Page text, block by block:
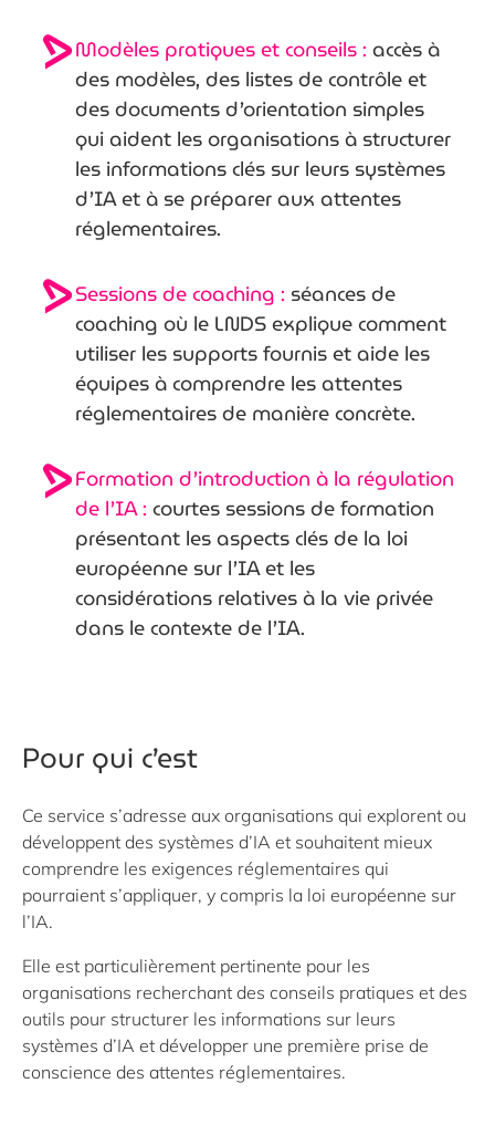
Modèles pratiques et conseils : accès à
des modèles, des listes de contrôle et
des documents d’orientation simples
qui aident les organisations à structurer
les informations clés sur leurs systèmes
d’IA et à se préparer aux attentes
réglementaires.
Sessions de coaching : séances de
coaching où le LNDS explique comment
utiliser les supports fournis et aide les
équipes à comprendre les attentes
réglementaires de manière concrète.
Formation d’introduction à la régulation
de l’IA : courtes sessions de formation
présentant les aspects clés de la loi
européenne sur l’IA et les
considérations relatives à la vie privée
dans le contexte de l’IA.
Pour qui c’est
Ce service s’adresse aux organisations qui explorent ou
développent des systèmes d’IA et souhaitent mieux
comprendre les exigences réglementaires qui
pourraient s’appliquer, y compris la loi européenne sur
l’IA.
Elle est particulièrement pertinente pour les
organisations recherchant des conseils pratiques et des
outils pour structurer les informations sur leurs
systèmes d’IA et développer une première prise de
conscience des attentes réglementaires.